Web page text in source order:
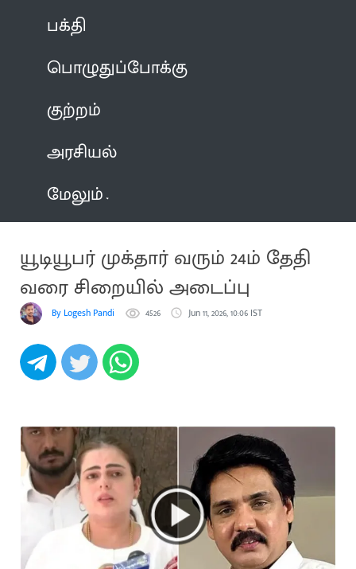
பக்தி
பொழுதுப்போக்கு
குற்றம்
அரசியல்
மேலும்
யூடியூபர் முக்தார் வரும் 24ம் தேதி
வரை சிறையில் அடைப்பு
By Logesh Pandi 4526 Jun 11, 2026, 10:06 IST